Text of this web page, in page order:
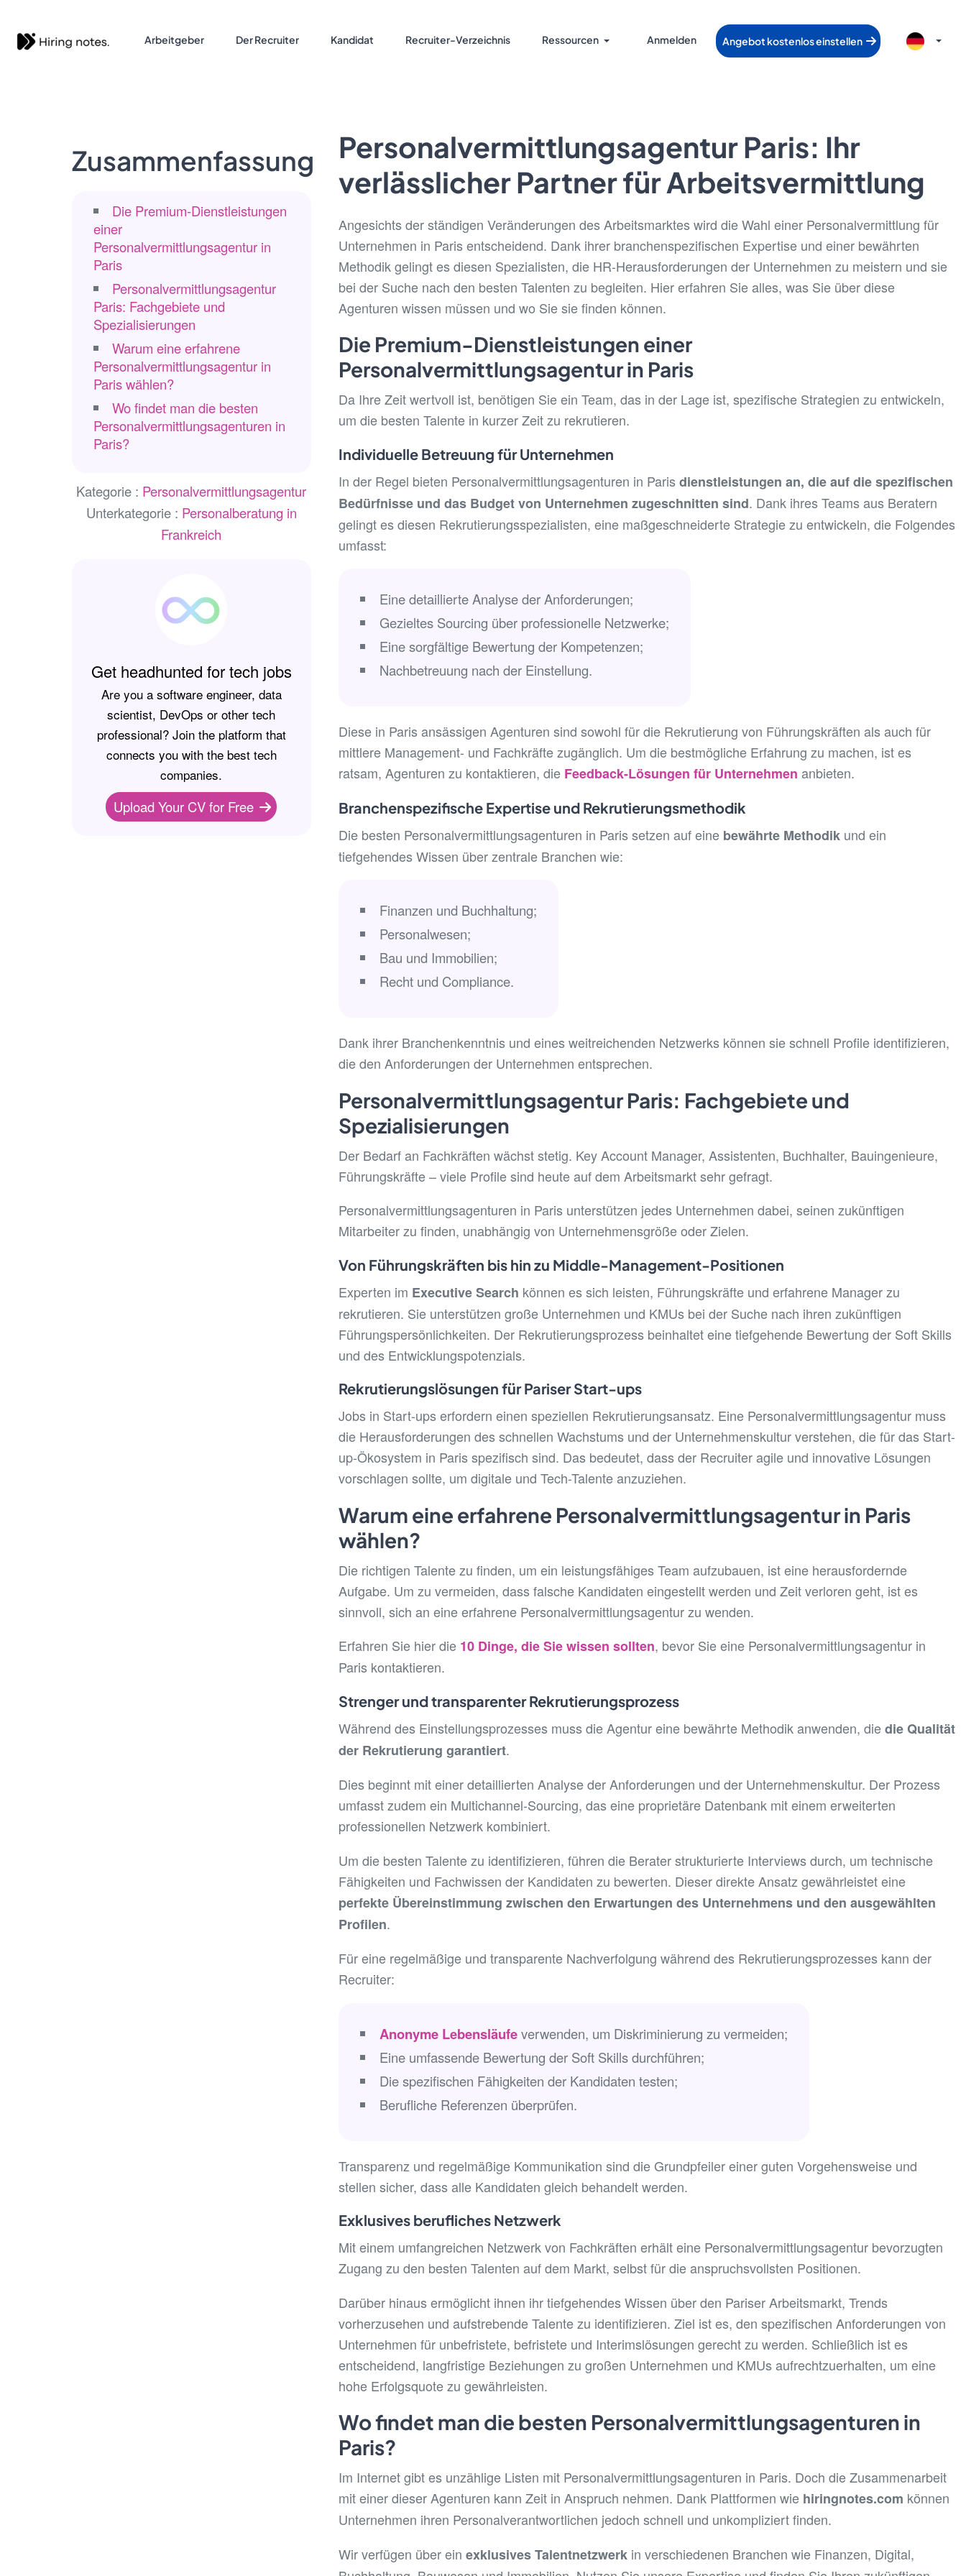
Arbeitgeber Der Recruiter Kandidat Recruiter-Verzeichnis Ressourcen Anmelden Angebot kostenlos einstellen
Zusammenfassung
Die Premium-Dienstleistungen
einer
Personalvermittlungsagentur in
Paris
Personalvermittlungsagentur
Paris: Fachgebiete und
Spezialisierungen
Warum eine erfahrene
Personalvermittlungsagentur in
Paris wählen?
Wo findet man die besten
Personalvermittlungsagenturen in
Paris?
Kategorie : Personalvermittlungsagentur
Unterkategorie : Personalberatung in
Frankreich
Get headhunted for tech jobs
Are you a software engineer, data
scientist, DevOps or other tech
professional? Join the platform that
connects you with the best tech
companies.
Upload Your CV for Free
Personalvermittlungsagentur Paris: Ihr
verlässlicher Partner für Arbeitsvermittlung
Angesichts der ständigen Veränderungen des Arbeitsmarktes wird die Wahl einer Personalvermittlung für
Unternehmen in Paris entscheidend. Dank ihrer branchenspezifischen Expertise und einer bewährten
Methodik gelingt es diesen Spezialisten, die HR-Herausforderungen der Unternehmen zu meistern und sie
bei der Suche nach den besten Talenten zu begleiten. Hier erfahren Sie alles, was Sie über diese
Agenturen wissen müssen und wo Sie sie finden können.
Die Premium-Dienstleistungen einer
Personalvermittlungsagentur in Paris
Da Ihre Zeit wertvoll ist, benötigen Sie ein Team, das in der Lage ist, spezifische Strategien zu entwickeln,
um die besten Talente in kurzer Zeit zu rekrutieren.
Individuelle Betreuung für Unternehmen
In der Regel bieten Personalvermittlungsagenturen in Parisdienstleistungen an, die auf die spezifischen
Bedürfnisse und das Budget von Unternehmen zugeschnitten sind. Dank ihres Teams aus Beratern
gelingt es diesen Rekrutierungsspezialisten, eine maßgeschneiderte Strategie zu entwickeln, die Folgendes
umfasst:
Eine detaillierte Analyse der Anforderungen;
Gezieltes Sourcing über professionelle Netzwerke;
Eine sorgfältige Bewertung der Kompetenzen;
Nachbetreuung nach der Einstellung.
Diese in Paris ansässigen Agenturen sind sowohl für die Rekrutierung von Führungskräften als auch für
mittlere Management- und Fachkräfte zugänglich. Um die bestmögliche Erfahrung zu machen, ist es
ratsam, Agenturen zu kontaktieren, die Feedback-Lösungen für Unternehmen anbieten.
Branchenspezifische Expertise und Rekrutierungsmethodik
Die besten Personalvermittlungsagenturen in Paris setzen auf eine bewährte Methodik und ein
tiefgehendes Wissen über zentrale Branchen wie:
Finanzen und Buchhaltung;
Personalwesen;
Bau und Immobilien;
Recht und Compliance.
Dank ihrer Branchenkenntnis und eines weitreichenden Netzwerks können sie schnell Profile identifizieren,
die den Anforderungen der Unternehmen entsprechen.
Personalvermittlungsagentur Paris: Fachgebiete und
Spezialisierungen
Der Bedarf an Fachkräften wächst stetig. Key Account Manager, Assistenten, Buchhalter, Bauingenieure,
Führungskräfte – viele Profile sind heute auf dem Arbeitsmarkt sehr gefragt.
Personalvermittlungsagenturen in Paris unterstützen jedes Unternehmen dabei, seinen zukünftigen
Mitarbeiter zu finden, unabhängig von Unternehmensgröße oder Zielen.
Von Führungskräften bis hin zu Middle-Management-Positionen
Experten im Executive Search können es sich leisten, Führungskräfte und erfahrene Manager zu
rekrutieren. Sie unterstützen große Unternehmen und KMUs bei der Suche nach ihren zukünftigen
Führungspersönlichkeiten. Der Rekrutierungsprozess beinhaltet eine tiefgehende Bewertung der Soft Skills
und des Entwicklungspotenzials.
Rekrutierungslösungen für Pariser Start-ups
Jobs in Start-ups erfordern einen speziellen Rekrutierungsansatz. Eine Personalvermittlungsagentur muss
die Herausforderungen des schnellen Wachstums und der Unternehmenskultur verstehen, die für das Start-
up-Ökosystem in Paris spezifisch sind. Das bedeutet, dass der Recruiter agile und innovative Lösungen
vorschlagen sollte, um digitale und Tech-Talente anzuziehen.
Warum eine erfahrene Personalvermittlungsagentur in Paris
wählen?
Die richtigen Talente zu finden, um ein leistungsfähiges Team aufzubauen, ist eine herausfordernde
Aufgabe. Um zu vermeiden, dass falsche Kandidaten eingestellt werden und Zeit verloren geht, ist es
sinnvoll, sich an eine erfahrene Personalvermittlungsagentur zu wenden.
Erfahren Sie hier die 10 Dinge, die Sie wissen sollten, bevor Sie eine Personalvermittlungsagentur in
Paris kontaktieren.
Strenger und transparenter Rekrutierungsprozess
Während des Einstellungsprozesses muss die Agentur eine bewährte Methodik anwenden, diedie Qualität
der Rekrutierung garantiert.
Dies beginnt mit einer detaillierten Analyse der Anforderungen und der Unternehmenskultur. Der Prozess
umfasst zudem ein Multichannel-Sourcing, das eine proprietäre Datenbank mit einem erweiterten
professionellen Netzwerk kombiniert.
Um die besten Talente zu identifizieren, führen die Berater strukturierte Interviews durch, um technische
Fähigkeiten und Fachwissen der Kandidaten zu bewerten. Dieser direkte Ansatz gewährleistet eine
perfekte Übereinstimmung zwischen den Erwartungen des Unternehmens und den ausgewählten
Profilen.
Für eine regelmäßige und transparente Nachverfolgung während des Rekrutierungsprozesses kann der
Recruiter:
Anonyme Lebensläufeverwenden, um Diskriminierung zu vermeiden;
Eine umfassende Bewertung der Soft Skills durchführen;
Die spezifischen Fähigkeiten der Kandidaten testen;
Berufliche Referenzen überprüfen.
Transparenz und regelmäßige Kommunikation sind die Grundpfeiler einer guten Vorgehensweise und
stellen sicher, dass alle Kandidaten gleich behandelt werden.
Exklusives berufliches Netzwerk
Mit einem umfangreichen Netzwerk von Fachkräften erhält eine Personalvermittlungsagentur bevorzugten
Zugang zu den besten Talenten auf dem Markt, selbst für die anspruchsvollsten Positionen.
Darüber hinaus ermöglicht ihnen ihr tiefgehendes Wissen über den Pariser Arbeitsmarkt, Trends
vorherzusehen und aufstrebende Talente zu identifizieren. Ziel ist es, den spezifischen Anforderungen von
Unternehmen für unbefristete, befristete und Interimslösungen gerecht zu werden. Schließlich ist es
entscheidend, langfristige Beziehungen zu großen Unternehmen und KMUs aufrechtzuerhalten, um eine
hohe Erfolgsquote zu gewährleisten.
Wo findet man die besten Personalvermittlungsagenturen in
Paris?
Im Internet gibt es unzählige Listen mit Personalvermittlungsagenturen in Paris. Doch die Zusammenarbeit
mit einer dieser Agenturen kann Zeit in Anspruch nehmen. Dank Plattformen wie hiringnotes.com können
Unternehmen ihren Personalverantwortlichen jedoch schnell und unkompliziert finden.
Wir verfügen über einexklusives Talentnetzwerk in verschiedenen Branchen wie Finanzen, Digital,